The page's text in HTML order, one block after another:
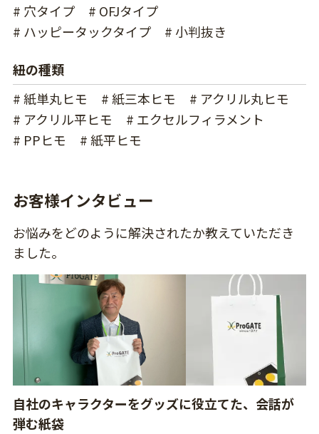
# 穴タイプ
# OFJタイプ
# ハッピータックタイプ
# 小判抜き
紐の種類
# 紙単丸ヒモ
# 紙三本ヒモ
# アクリル丸ヒモ
# アクリル平ヒモ
# エクセルフィラメント
# PPヒモ
# 紙平ヒモ
お客様インタビュー
お悩みをどのように解決されたか教えていただき
ました。
自社のキャラクターをグッズに役立てた、会話が
弾む紙袋